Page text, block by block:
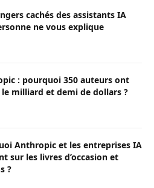
cachés des assistants IA
ne vous explique
: pourquoi 350 auteurs ont
le milliard et demi de dollars ?
Anthropic et les entreprises IA
sur les livres d’occasion et
?